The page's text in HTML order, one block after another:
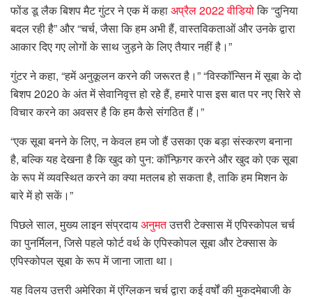
फोंड डू लैक बिशप मैट गुंटर ने एक में कहाअप्रैल 2022 वीडियोकि “दुनिया
बदल रही है” और “चर्च, जैसा कि हम अभी हैं, वास्तविकताओं और उनके द्वारा
आकार दिए गए लोगों के साथ जुड़ने के लिए तैयार नहीं है।”
गुंटर ने कहा, “हमें अनुकूलन करने की जरूरत है।” “विस्कॉन्सिन में सूबा के दो
बिशप 2020 के अंत में सेवानिवृत्त हो रहे हैं, हमारे पास इस बात पर नए सिरे से
विचार करने का अवसर है कि हम कैसे संगठित हैं।”
“एक सूबा बनने के लिए, न केवल हम जो हैं उसका एक बड़ा संस्करण बनाना
है, बल्कि यह देखना है कि खुद को पुन: कॉन्फ़िगर करने और खुद को एक सूबा
के रूप में व्यवस्थित करने का क्या मतलब हो सकता है, ताकि हम मिशन के
बारे में हो सकें।”
पिछले साल, मुख्य लाइन संप्रदायअनुमतउत्तरी टेक्सास में एपिस्कोपल चर्च
का पुनर्मिलन, जिसे पहले फोर्ट वर्थ के एपिस्कोपल सूबा और टेक्सास के
एपिस्कोपल सूबा के रूप में जाना जाता था।
यह विलय उत्तरी अमेरिका में एंग्लिकन चर्च द्वारा कई वर्षों की मुकदमेबाजी के